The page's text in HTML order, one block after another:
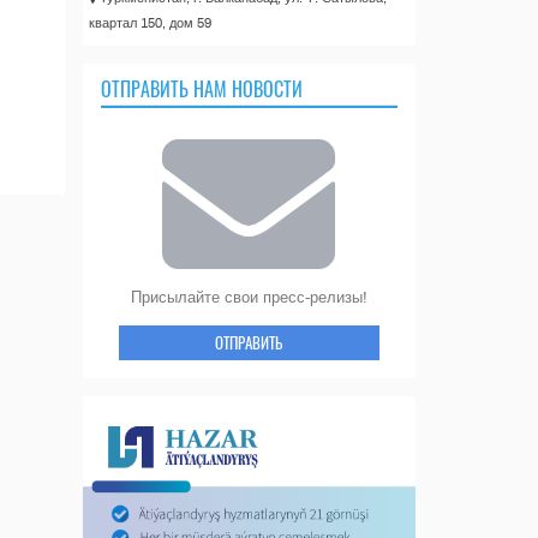
квартал 150, дом 59
ОТПРАВИТЬ НАМ НОВОСТИ
Присылайте свои пресс-релизы!
ОТПРАВИТЬ